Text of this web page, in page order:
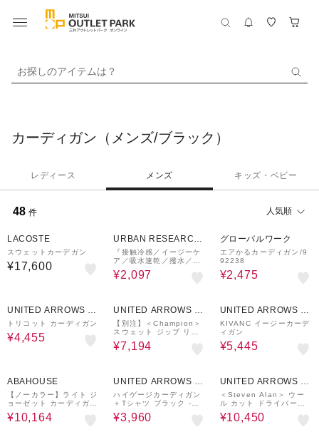
お探しのアイテムは？
カーディガン（メンズ/ブラック）
レディース メンズ キッズ・ベビー
48 件 人気順
LACOSTE
スウェットカーデガン
¥17,600
URBAN RESEARCH
ware house
『接触冷感／イージーケ
ア／吸水速乾／撥水／防
汚』高機能シアサッカー
半袖カーディガン(楽着シ
¥2,097
グローバルワーク
エアかるカーディガン/9
92238
¥2,475
UNITED ARROWS O
UTLET
トリコット カーディガン
¥4,455
UNITED ARROWS O
UTLET
【別注】＜Champion＞
スウェット ジップ リブ
ブルゾン
¥7,194
UNITED ARROWS O
UTLET
KIVANC イージーカーデ
ィガン
¥5,445
ABAHOUSE
【ノーカラー】ライト ジ
ョーゼット カーディガン
/ ボタンレスカーディガ
ン
¥10,164
UNITED ARROWS O
UTLET
ハイゲージカーディガン
＋Tシャツ ブラック -セ
ットアイテム・ハンドウ
ォッシャブル-＜A DAY I
¥3,960
UNITED ARROWS O
UTLET
＜Steven Alan＞ ウー
ル カット ドライバーズ
ベスト
¥10,450